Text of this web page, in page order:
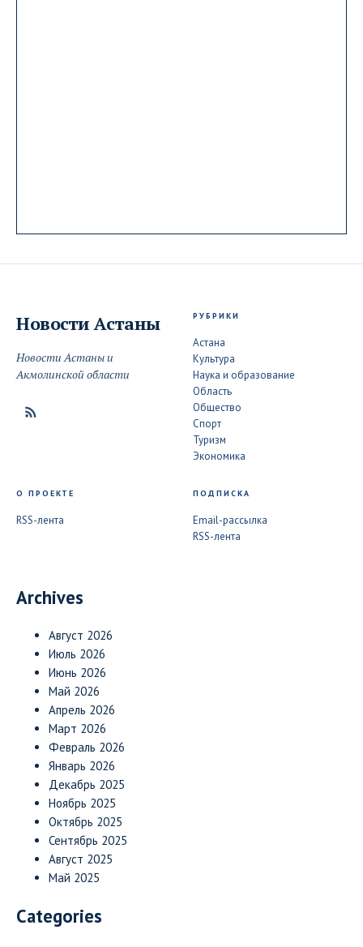
Новости Астаны
Новости Астаны и
Акмолинской области
РУБРИКИ
Астана
Культура
Наука и образование
Область
Общество
Спорт
Туризм
Экономика
О ПРОЕКТЕ
RSS-лента
ПОДПИСКА
Email-рассылка
RSS-лента
Archives
Август 2026
Июль 2026
Июнь 2026
Май 2026
Апрель 2026
Март 2026
Февраль 2026
Январь 2026
Декабрь 2025
Ноябрь 2025
Октябрь 2025
Сентябрь 2025
Август 2025
Май 2025
Categories